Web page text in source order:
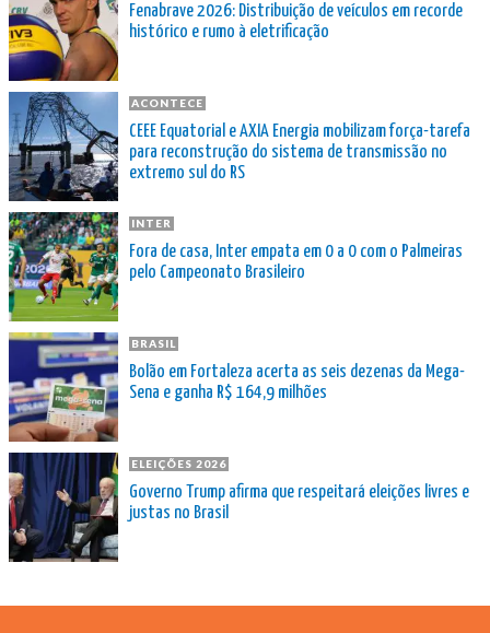
Fenabrave 2026: Distribuição de veículos em recorde
histórico e rumo à eletrificação
ACONTECE
CEEE Equatorial e AXIA Energia mobilizam força-tarefa
para reconstrução do sistema de transmissão no
extremo sul do RS
INTER
Fora de casa, Inter empata em 0 a 0 com o Palmeiras
pelo Campeonato Brasileiro
BRASIL
Bolão em Fortaleza acerta as seis dezenas da Mega-
Sena e ganha R$ 164,9 milhões
ELEIÇÕES 2026
Governo Trump afirma que respeitará eleições livres e
justas no Brasil